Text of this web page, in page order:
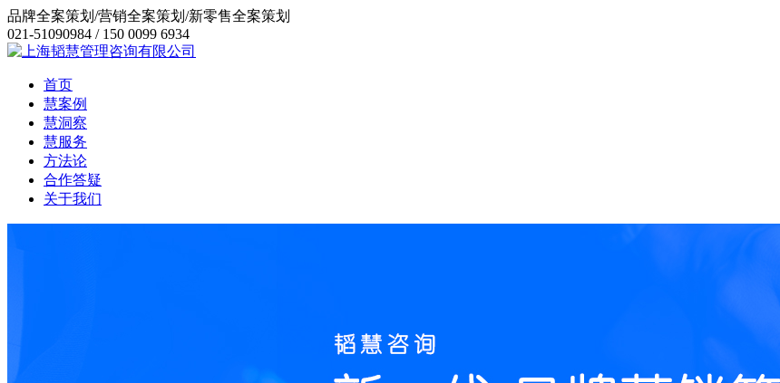
品牌全案策划/营销全案策划/新零售全案策划
021-51090984 / 150 0099 6934
首页
慧案例
慧洞察
慧服务
方法论
合作答疑
关于我们